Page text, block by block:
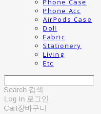
Phone Case
Phone Acc
AirPods Case
Doll
Fabric
Stationery
Living
Etc
Search 검색
Log In 로그인
Cart장바구니